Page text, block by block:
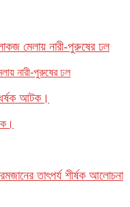
নারী-পুরুষের ঢল